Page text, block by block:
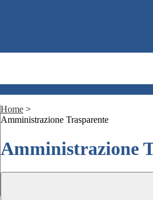
Home >
Amministrazione Trasparente
Amministrazione